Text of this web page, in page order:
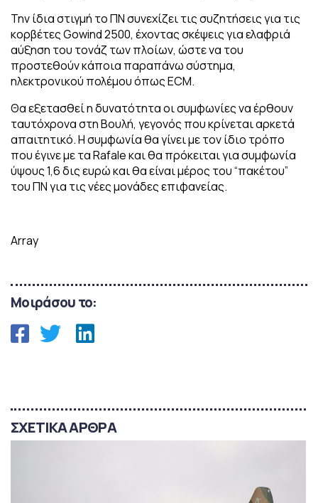
Την ίδια στιγμή το ΠΝ συνεχίζει τις συζητήσεις για τις
κορβέτες Gowind 2500, έχοντας σκέψεις για ελαφριά
αύξηση του τονάζ των πλοίων, ώστε να του
προστεθούν κάποια παραπάνω σύστημα,
ηλεκτρονικού πολέμου όπως ECM.
Θα εξετασθεί η δυνατότητα οι συμφωνίες να έρθουν
ταυτόχρονα στη Βουλή, γεγονός που κρίνεται αρκετά
απαιτητικό. Η συμφωνία θα γίνει με τον ίδιο τρόπο
που έγινε με τα Rafale και θα πρόκειται για συμφωνία
ύψους 1,6 δις ευρώ και θα είναι μέρος του “πακέτου”
του ΠΝ για τις νέες μονάδες επιφανείας.
Array
Μοιράσου το:
ΣΧΕΤΙΚΑ ΑΡΘΡΑ